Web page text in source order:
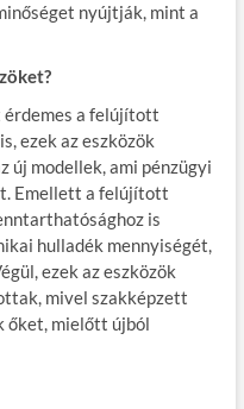
nyújtják, mint a
érdemes a felújított
ezek az eszközök
új modellek, ami pénzügyi
Emellett a felújított
is
hulladék mennyiségét,
ezek az eszközök
mivel szakképzett
őket, mielőtt újból